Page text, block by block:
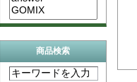
商品検索